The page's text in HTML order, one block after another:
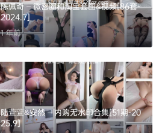
陈佩奇 – 微密圈和淘宝套图&视频[86套-
2024.7]
1 年前
陆萱萱&安然 – 内购无水印合集[51期-20
25.9]